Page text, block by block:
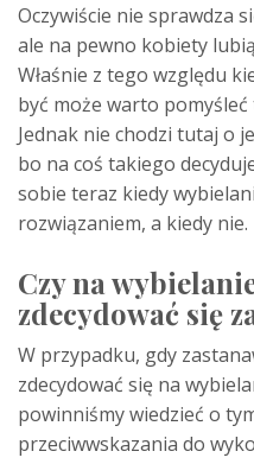
Oczywiście nie sprawdza
ale na pewno kobiety
Właśnie z tego względu
być może warto
Jednak nie chodzi tutaj o
bo na coś takiego
sobie teraz kiedy
rozwiązaniem, a kiedy nie.
Czy na
zdecydować się
W przypadku, gdy
zdecydować się na
powinniśmy wiedzieć o
przeciwwskazania do